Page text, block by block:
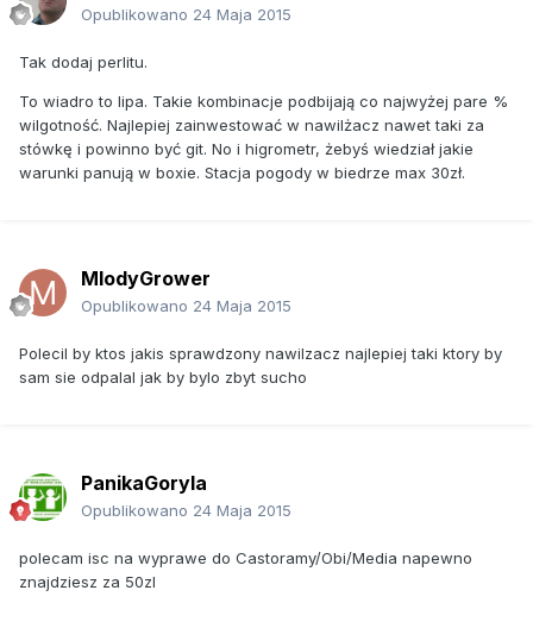
Opublikowano 24 Maja 2015
Tak dodaj perlitu.
To wiadro to lipa. Takie kombinacje podbijają co najwyżej pare %
wilgotność. Najlepiej zainwestować w nawilżacz nawet taki za
stówkę i powinno być git. No i higrometr, żebyś wiedział jakie
warunki panują w boxie. Stacja pogody w biedrze max 30zł.
MlodyGrower
Opublikowano 24 Maja 2015
Polecil by ktos jakis sprawdzony nawilzacz najlepiej taki ktory by
sam sie odpalal jak by bylo zbyt sucho
PanikaGoryla
Opublikowano 24 Maja 2015
polecam isc na wyprawe do Castoramy/Obi/Media napewno
znajdziesz za 50zl